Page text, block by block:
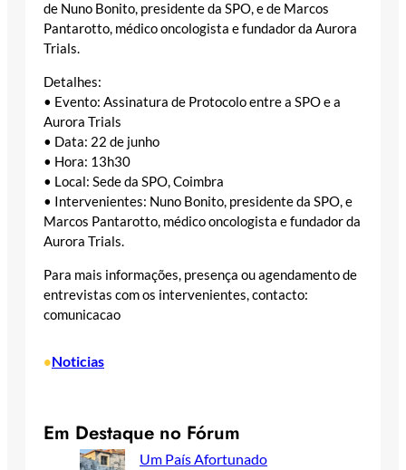
de Nuno Bonito, presidente da SPO, e de Marcos
Pantarotto, médico oncologista e fundador da Aurora
Trials.
Detalhes:
• Evento: Assinatura de Protocolo entre a SPO e a
Aurora Trials
• Data: 22 de junho
• Hora: 13h30
• Local: Sede da SPO, Coimbra
• Intervenientes: Nuno Bonito, presidente da SPO, e
Marcos Pantarotto, médico oncologista e fundador da
Aurora Trials.
Para mais informações, presença ou agendamento de
entrevistas com os intervenientes, contacto:
comunicacao
•Noticias
Em Destaque no Fórum
Um País Afortunado